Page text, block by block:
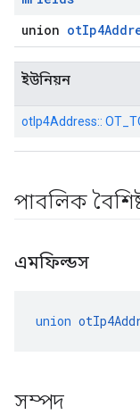
union
ইউনিয়ন
otIp4Address::
পাবলিক
এমফিল্ডস
union
সম্পদ